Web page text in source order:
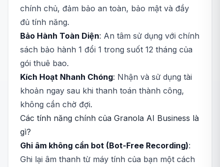
chính chủ, đảm bảo an toàn, bảo mật và đầy
đủ tính năng.
Bảo Hành Toàn Diện: An tâm sử dụng với chính
sách bảo hành 1 đổi 1 trong suốt 12 tháng của
gói thuê bao.
Kích Hoạt Nhanh Chóng: Nhận và sử dụng tài
khoản ngay sau khi thanh toán thành công,
không cần chờ đợi.
Các tính năng chính của Granola AI Business là
gì?
Ghi âm không cần bot (Bot-Free Recording):
Ghi lại âm thanh từ máy tính của bạn một cách